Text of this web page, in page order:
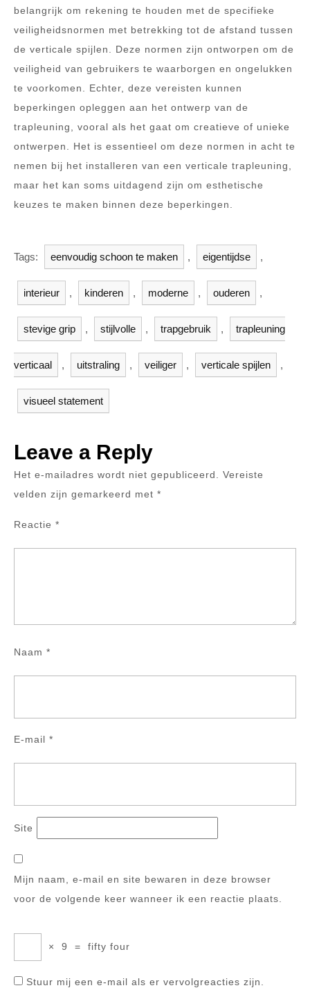
belangrijk om rekening te houden met de specifieke
veiligheidsnormen met betrekking tot de afstand tussen
de verticale spijlen. Deze normen zijn ontworpen om de
veiligheid van gebruikers te waarborgen en ongelukken
te voorkomen. Echter, deze vereisten kunnen
beperkingen opleggen aan het ontwerp van de
trapleuning, vooral als het gaat om creatieve of unieke
ontwerpen. Het is essentieel om deze normen in acht te
nemen bij het installeren van een verticale trapleuning,
maar het kan soms uitdagend zijn om esthetische
keuzes te maken binnen deze beperkingen.
Tags: eenvoudig schoon te maken , eigentijdse ,
interieur , kinderen , moderne , ouderen ,
stevige grip , stijlvolle , trapgebruik , trapleuning
verticaal , uitstraling , veiliger , verticale spijlen ,
visueel statement
Leave a Reply
Het e-mailadres wordt niet gepubliceerd.
Vereiste
velden zijn gemarkeerd met *
Reactie *
Naam *
E-mail *
Site
Mijn naam, e-mail en site bewaren in deze browser
voor de volgende keer wanneer ik een reactie plaats.
× 9 = fifty four
Stuur mij een e-mail als er vervolgreacties zijn.